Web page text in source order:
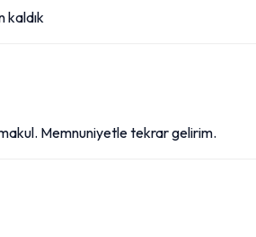
kaldık
Memnuniyetle tekrar gelirim.